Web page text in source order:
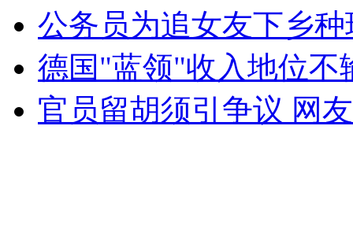
女孩北京地铁殴打老人 痛下狠手拳打脚踢
无痛分娩是否安全 医生回应
公务员为追女友下乡
德国"蓝领"收入地位不
官员留胡须引争议 网